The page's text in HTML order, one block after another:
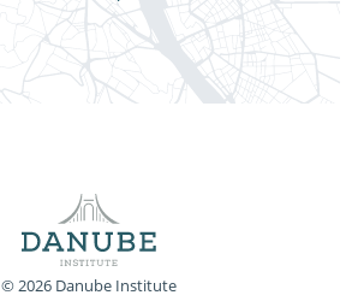
© 2026 Danube Institute